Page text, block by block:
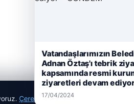
Çerez Politikamız
Vatandaşlarımızın
Adnan Öztaş'ı tebrik
kapsamında resmi
ziyaretleri devam ediyor
17/04/2024